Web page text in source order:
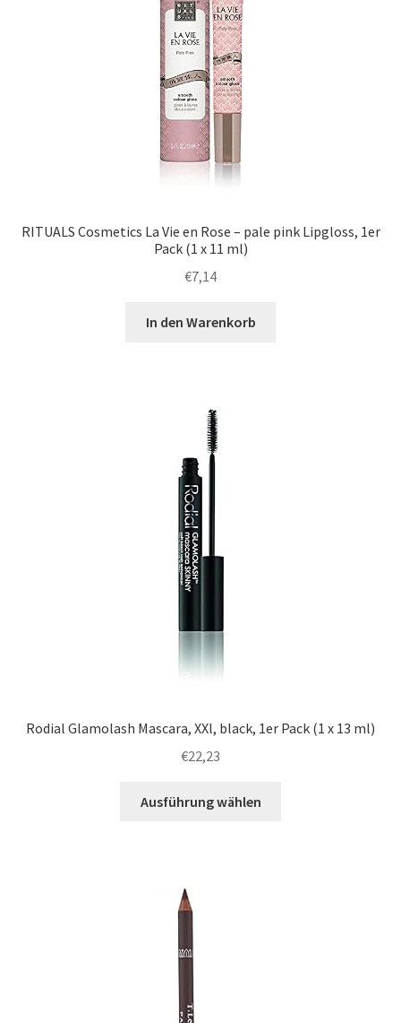
RITUALS Cosmetics La Vie en Rose – pale pink Lipgloss, 1er
Pack (1 x 11 ml)
€7,14
In den Warenkorb
Rodial Glamolash Mascara, XXl, black, 1er Pack (1 x 13 ml)
€22,23
Ausführung wählen